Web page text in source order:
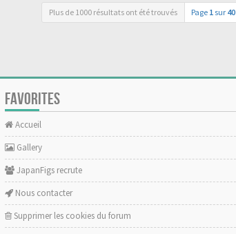
Plus de 1000 résultats ont été trouvés Page 1 sur 40
FAVORITES
Accueil
Gallery
JapanFigs recrute
Nous contacter
Supprimer les cookies du forum